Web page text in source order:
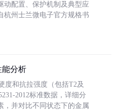
动配置、保护机制及典型应
杭州士兰微电子官方规格书
能分析
度和抗拉强度（包括T2及
2012标准数据，详细分
，并对比不同状态下的金属